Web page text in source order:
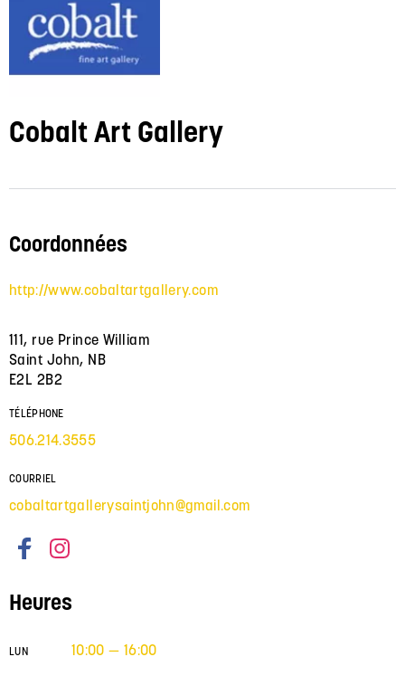
Cobalt Art Gallery
Coordonnées
http://www.cobaltartgallery.com
111, rue Prince William
Saint John, NB
E2L 2B2
TÉLÉPHONE
506.214.3555
COURRIEL
cobaltartgallerysaintjohn@gmail.com
Heures
LUN 10:00 — 16:00